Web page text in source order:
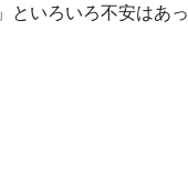
といろいろ不安はあっ